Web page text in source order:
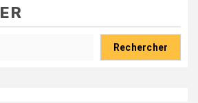
Rechercher